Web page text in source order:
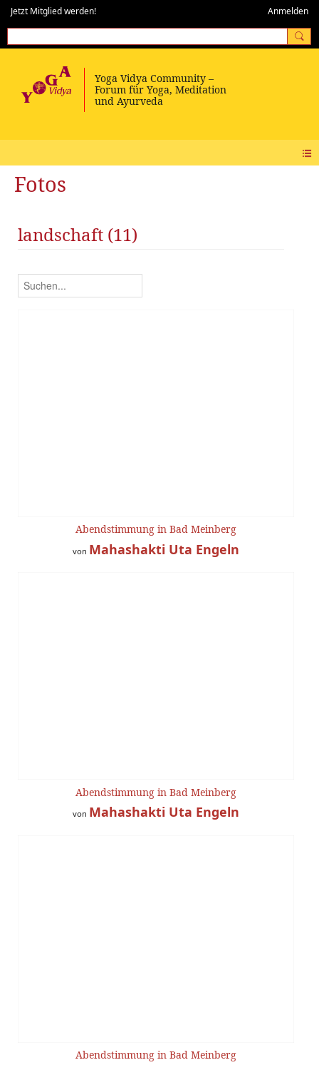
Jetzt Mitglied werden! Anmelden
Fotos
landschaft (11)
Abendstimmung in Bad Meinberg
von Mahashakti Uta Engeln
Abendstimmung in Bad Meinberg
von Mahashakti Uta Engeln
Abendstimmung in Bad Meinberg